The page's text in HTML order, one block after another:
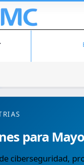
para
ciberseguridad,